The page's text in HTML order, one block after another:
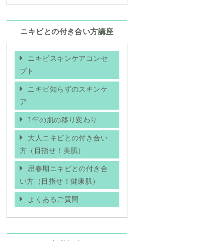
ニキビとの付き合い方講座
ニキビスキンケアコンセ
プト
ニキビ知らずのスキンケ
ア
1年の肌の移り変わり
大人ニキビとの付き合い
方（目指せ！美肌）
思春期ニキビとの付き合
い方（目指せ！健康肌）
よくあるご質問